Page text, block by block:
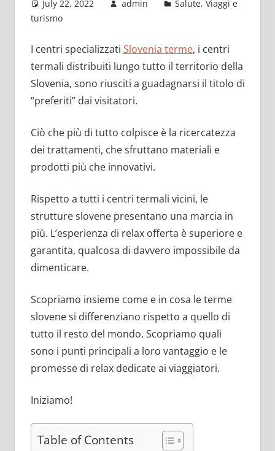
July 22, 2022 admin Salute,Viaggi e
turismo
I centri specializzati Slovenia terme, i centri
termali distribuiti lungo tutto il territorio della
Slovenia, sono riusciti a guadagnarsi il titolo di
“preferiti” dai visitatori.
Ciò che più di tutto colpisce è la ricercatezza
dei trattamenti, che sfruttano materiali e
prodotti più che innovativi.
Rispetto a tutti i centri termali vicini, le
strutture slovene presentano una marcia in
più. L’esperienza di relax offerta è superiore e
garantita, qualcosa di davvero impossibile da
dimenticare.
Scopriamo insieme come e in cosa le terme
slovene si differenziano rispetto a quello di
tutto il resto del mondo. Scopriamo quali
sono i punti principali a loro vantaggio e le
promesse di relax dedicate ai viaggiatori.
Iniziamo!
Table of Contents